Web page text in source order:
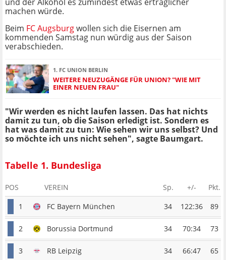
und der Alkohol es zumindest etwas erträglicher
machen würde.
Beim FC Augsburgwollen sich die Eisernen am
kommenden Samstag nun würdig aus der Saison
verabschieden.
1. FC UNION BERLIN
WEITERE NEUZUGÄNGE FÜR UNION? "WIE MIT
EINER NEUEN FRAU"
"Wir werden es nicht laufen lassen. Das hat nichts
damit zu tun, ob die Saison erledigt ist. Sondern es
hat was damit zu tun: Wie sehen wir uns selbst? Und
so möchte ich uns nicht sehen", sagte Baumgart.
Tabelle 1. Bundesliga
POS VEREIN Sp. +/-
Pkt.
1
FC Bayern München 34 122:36 89
2 Borussia Dortmund 34 70:34 73
3 RB Leipzig 34 66:47 65